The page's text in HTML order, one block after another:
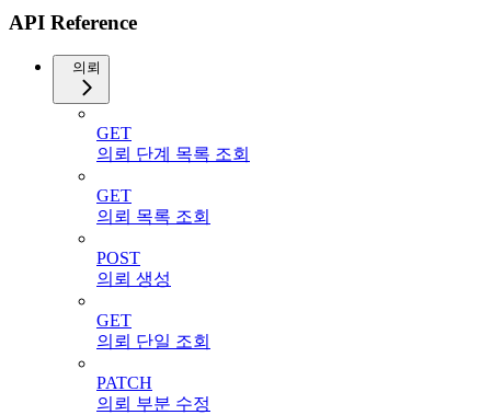
API Reference
의뢰
GET
의뢰 단계 목록 조회
GET
의뢰 목록 조회
POST
의뢰 생성
GET
의뢰 단일 조회
PATCH
의뢰 부분 수정